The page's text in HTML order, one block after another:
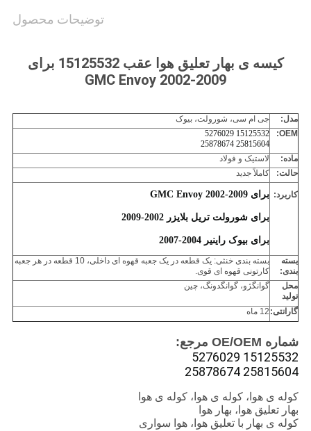
توضیحات محصول
کیسه ی بهار تعلیق هوا عقب 15125532 برای
GMC Envoy 2002-2009
مدل:
جی ام سی، شورولت، بیوک
OEM:
15125532 5276029
25815604 25878674
ماده:
لاستیک و فولاد
حالت:
کاملاً جديد
کاربرد: برای GMC Envoy 2002-2009
برای شورولت تریل بلایزر 2002-2009
برای بیوک راینیر 2004-2007
بسته
بندی:
بسته بندی خنثی: یک قطعه در یک جعبه قهوه ای داخلی، 10 قطعه در هر جعبه
کارتونی قهوه ای قوی.
محل
تولید
گوانگژو، گوانگدونگ، چین
گارانتی: 12 ماه
شماره OE/OEM مرجع:
15125532 5276029
25815604 25878674
کوله ی هوا، کوله ی هوا، کوله ی هوا
بهار تعلیق هوا، بهار هوا
کوله ی بهار با تعلیق هوا، هوا سواری